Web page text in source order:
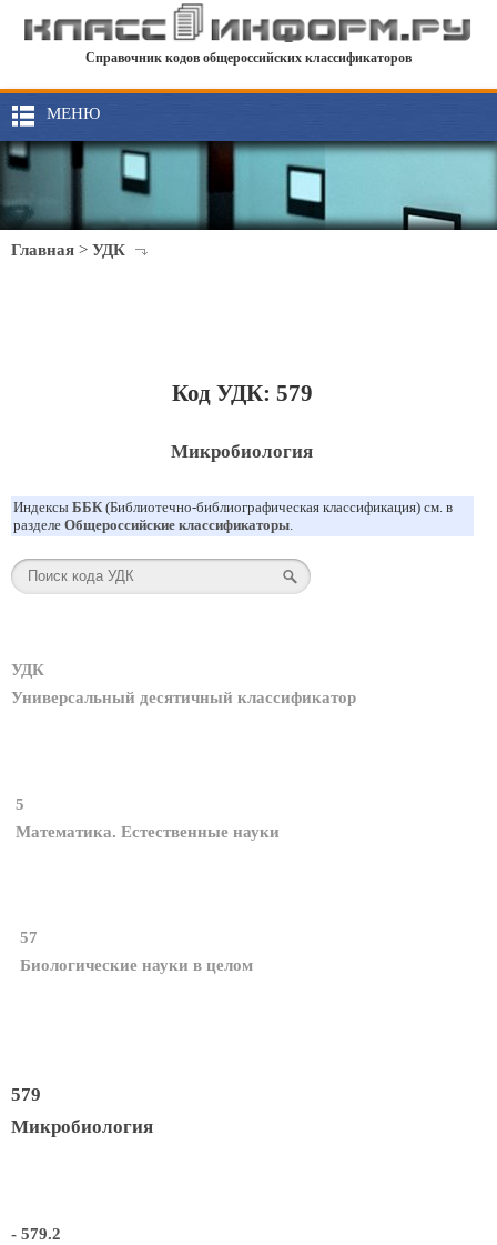
Справочник кодов общероссийских классификаторов
МЕНЮ
Главная > УДК
Код УДК: 579
Микробиология
Индексы ББК(Библиотечно-библиографическая классификация) см. в
разделе Общероссийские классификаторы.
УДК
Универсальный десятичный классификатор
5
Математика. Естественные науки
57
Биологические науки в целом
579
Микробиология
- 579.2